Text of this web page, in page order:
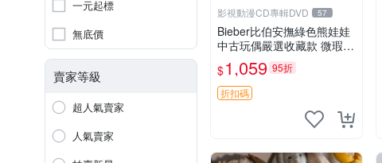
一元起標
無底價
賣家等級
超人氣賣家
人氣賣家
影視動漫CD專輯DVD 57
Bieber比伯安撫綠色熊娃娃
中古玩偶嚴選收藏款 微瑕輕
度使用 Bieber綠熊娃娃 中
古玩偶 微瑕
$1,059 95折
折扣碼